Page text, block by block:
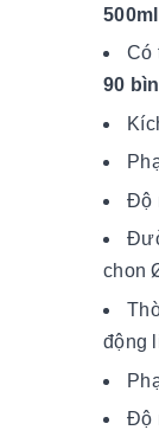
500ml
Có
90
Độ
chon
động
Độ